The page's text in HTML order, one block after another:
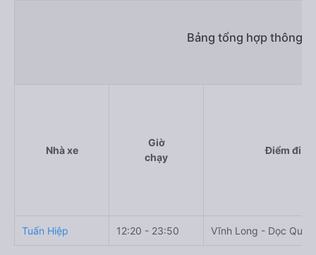
Bảng tổng hợp thông
Nhà xe
Giờ
chạy
Điểm đi
Tuấn Hiệp 12:20 - 23:50 Vĩnh Long - Dọc Quốc